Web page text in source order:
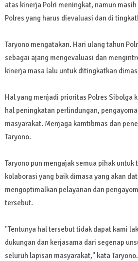
atas kinerja Polri meningkat, namun
Polres yang harus dievaluasi dan di
Taryono mengatakan. Hari ulang tahun
sebagai ajang mengevaluasi dan
kinerja masa lalu untuk ditingkatkan
Hal yang menjadi prioritas Polres Sibolga
hal peningkatan perlindungan,
masyarakat. Menjaga kamtibmas dan
Taryono.
Taryono pun mengajak semua pihak untuk
kolaborasi yang baik dimasa yang akan
mengoptimalkan pelayanan dan
tersebut.
"Tentunya hal tersebut tidak dapat kami
dukungan dan kerjasama dari segenap
seluruh lapisan masyarakat," kata Taryono.